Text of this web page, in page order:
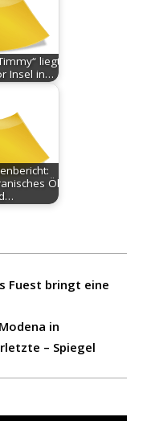
liegt
Insel in…
Öl
Fuest bringt eine
in
– Spiegel